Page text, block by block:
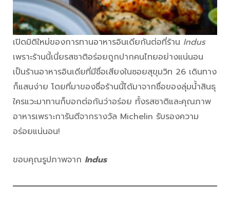
เปิดมิติใหม่ของการทานอาหารอินเดียกันต่อที่ร้าน Indus
เพราะร้านนี้เนี่ยรสชาติอร่อยถูกปากคนไทยอย่างแน่นอน
เป็นร้านอาหารอินเดียที่มีชื่อเสียงในซอยสุขุมวิท 26 เดินทาง
ก็แสนง่าย โดยที่มาของชื่อร้านนี้ได้มาจากชื่อของลุ่มน้ำสินธุ
ใครแวะมาทานก็บอกต่อกันว่าอร่อย ทั้งรสชาติและคุณภาพ
อาหารเพราะการันตีจากรางวัล Michelin รับรองความ
อร่อยแน่นอน!
ขอบคุณรูปภาพจาก Indus